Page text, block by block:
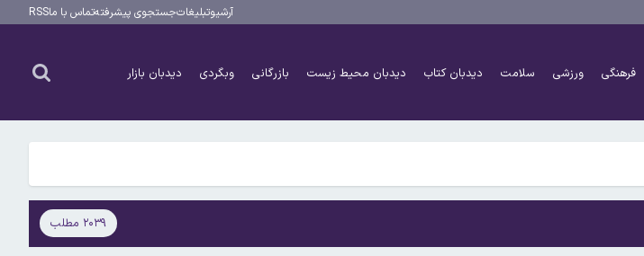
آرشیوتبلیغاتجستجوی پیشرفتهتماس با ماRSS
فرهنگی ورزشی سلامت دیدبان کتاب دیدبان محیط زیست بازرگانی وبگردی دیدبان بازار
۲۰۳۹ مطلب